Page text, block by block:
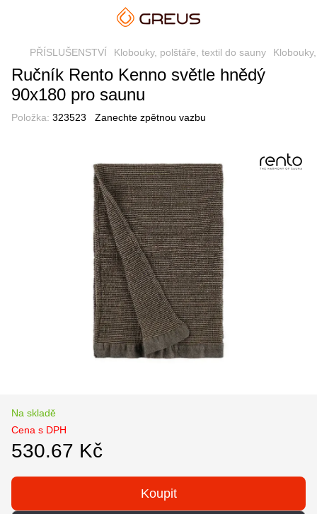
PŘÍSLUŠENSTVÍ Klobouky, polštáře, textil do sauny
Ručník Rento Kenno světle hnědý
90x180 pro saunu
Položka: 323523 Zanechte zpětnou vazbu
Na skladě
Cena s DPH
530.67 Kč
Koupit